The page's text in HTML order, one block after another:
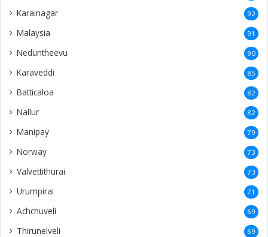
Karainagar 92
Malaysia 91
Neduntheevu 90
Karaveddi 85
Batticaloa 82
Nallur 82
Manipay 79
Norway 73
Valvettithurai 73
Urumpirai 71
Achchuveli 69
Thirunelveli 69